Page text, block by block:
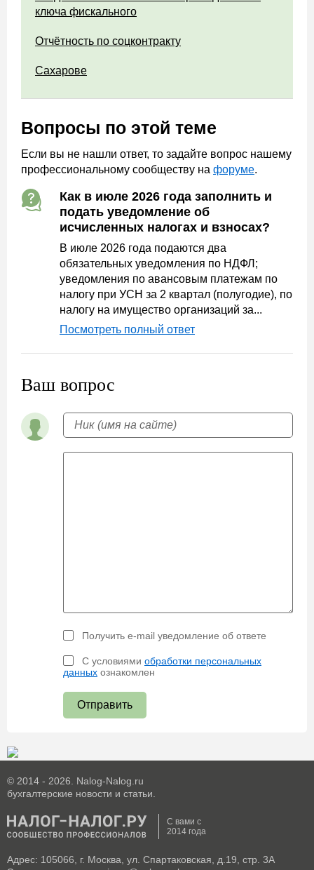
ключа фискального
Отчётность по соцконтракту
Сахарове
Вопросы по этой теме
Если вы не нашли ответ, то задайте вопрос нашему
профессиональному сообществу на форуме.
Как в июле 2026 года заполнить и
подать уведомление об
исчисленных налогах и взносах?
В июле 2026 года подаются два
обязательных уведомления по НДФЛ;
уведомления по авансовым платежам по
налогу при УСН за 2 квартал (полугодие), по
налогу на имущество организаций за...
Посмотреть полный ответ
Ваш вопрос
Получить e-mail уведомление об ответе
С условиями обработки персональных
данных ознакомлен
Отправить
© 2014 - 2026. Nalog-Nalog.ru
бухгалтерские новости и статьи.
С вами с
2014 года
Адрес: 105066, г. Москва, ул. Спартаковская, д.19, стр. 3А